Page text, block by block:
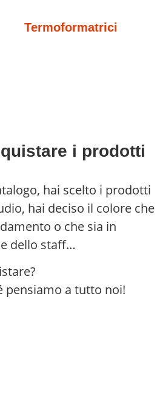
Termoformatrici
i prodotti
hai scelto i prodotti
hai deciso il colore che
o che sia in
dello staff…
pensiamo a tutto noi!